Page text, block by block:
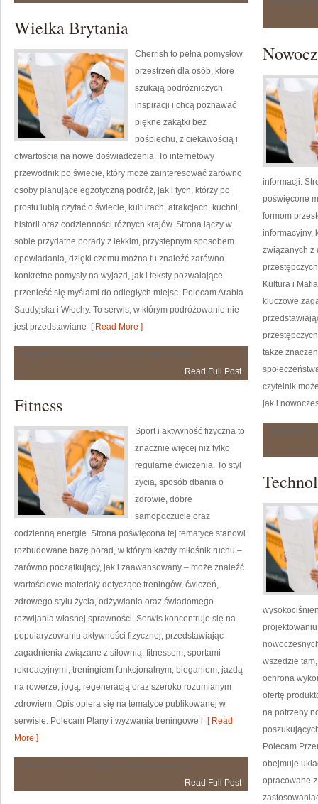
Wielka Brytania
Cherrish to pełna pomysłów
przestrzeń dla osób, które
szukają podróżniczych
inspiracji i chcą poznawać
piękne zakątki bez
pośpiechu, z ciekawością i
otwartością na nowe doświadczenia. To internetowy
przewodnik po świecie, który może zainteresować zarówno
osoby planujące egzotyczną podróż, jak i tych, którzy po
prostu lubią czytać o świecie, kulturach, atrakcjach, kuchni,
historii oraz codzienności różnych krajów. Strona łączy w
sobie przydatne porady z lekkim, przystępnym sposobem
opowiadania, dzięki czemu można tu znaleźć zarówno
konkretne pomysły na wyjazd, jak i teksty pozwalające
przenieść się myślami do odległych miejsc. Polecam Arabia
Saudyjska i Włochy. To serwis, w którym podróżowanie nie
jest przedstawiane [ Read More ]
Read Full Post
informacji.
poświęcone
formom
informacyjny,
związanych z
Kultura i
kluczowe
także
czytelnik
jak i
Fitness
Sport i aktywność fizyczna to
znacznie więcej niż tylko
regularne ćwiczenia. To styl
życia, sposób dbania o
zdrowie, dobre
samopoczucie oraz
codzienną energię. Strona poświęcona tej tematyce stanowi
rozbudowane bazę porad, w którym każdy miłośnik ruchu –
zarówno początkujący, jak i zaawansowany – może znaleźć
wartościowe materiały dotyczące treningów, ćwiczeń,
zdrowego stylu życia, odżywiania oraz świadomego
rozwijania własnej sprawności. Serwis koncentruje się na
popularyzowaniu aktywności fizycznej, przedstawiając
zagadnienia związane z siłownią, fitnessem, sportami
rekreacyjnymi, treningiem funkcjonalnym, bieganiem, jazdą
na rowerze, jogą, regeneracją oraz szeroko rozumianym
zdrowiem. Opis opiera się na tematyce publikowanej w
serwisie. Polecam Plany i wyzwania treningowe i [ Read
More ]
Read Full Post
wszędzie
ochrona
ofertę
na potrzeby
Polecam
obejmuje
opracowane